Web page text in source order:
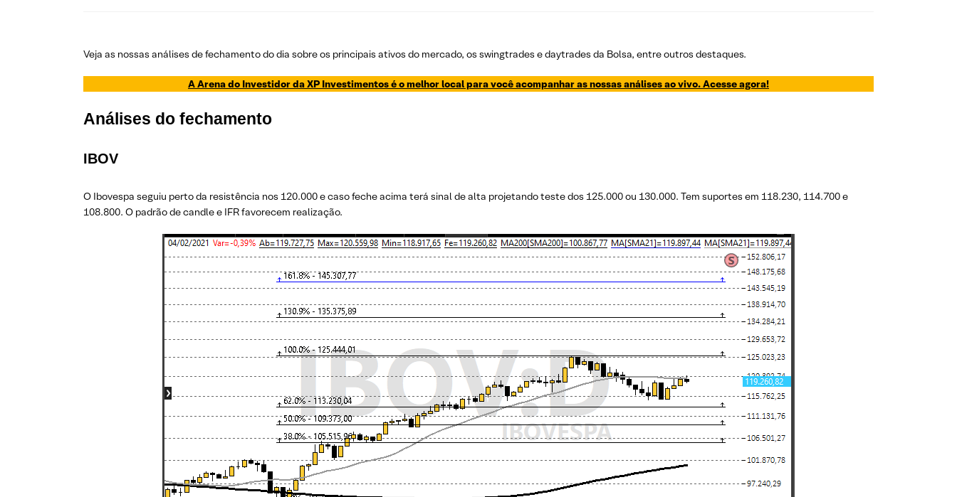
Veja as nossas análises de fechamento do dia sobre os principais ativos do mercado, os swingtrades e daytrades da Bolsa, entre outros destaques.
A Arena do Investidor da XP Investimentos é o melhor local para você acompanhar as nossas análises ao vivo. Acesse agora!
Análises do fechamento
IBOV
O Ibovespa seguiu perto da resistência nos 120.000 e caso feche acima terá sinal de alta projetando teste dos 125.000 ou 130.000. Tem suportes em 118.230, 114.700 e
108.800. O padrão de candle e IFR favorecem realização.